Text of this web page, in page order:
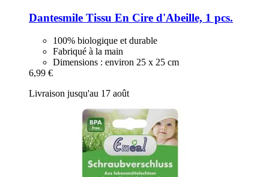
Dantesmile Tissu En Cire d'Abeille, 1 pcs.
100% biologique et durable
Fabriqué à la main
Dimensions : environ 25 x 25 cm
6,99 €
Livraison jusqu'au 17 août